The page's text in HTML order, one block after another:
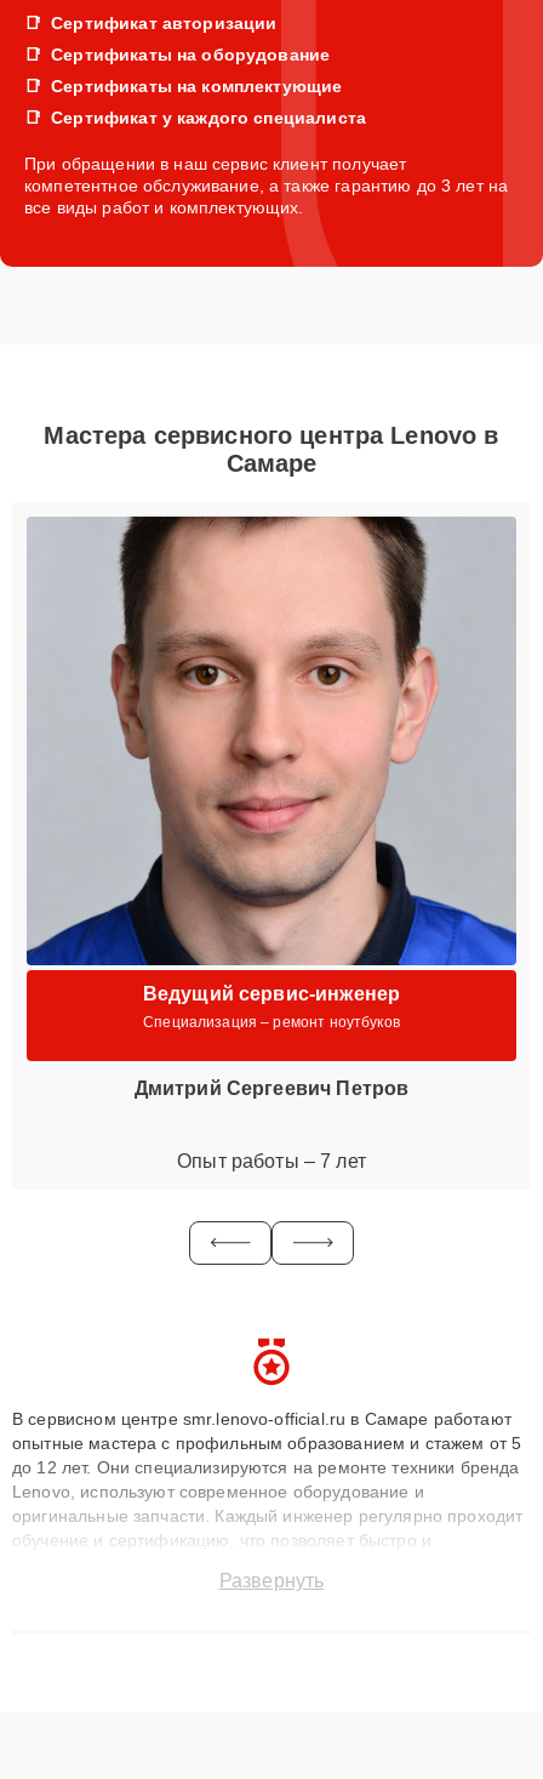
Сертификат авторизации
Сертификаты на оборудование
Сертификаты на комплектующие
Сертификат у каждого специалиста
При обращении в наш сервис клиент получает
компетентное обслуживание, а также гарантию до 3 лет на
все виды работ и комплектующих.
Мастера сервисного центра Lenovo в
Самаре
Ведущий сервис-инженер
Специализация – ремонт ноутбуков
Дмитрий Сергеевич Петров
Опыт работы – 7 лет
В сервисном центре smr.lenovo-official.ru в Самаре работают
опытные мастера с профильным образованием и стажем от 5
до 12 лет. Они специализируются на ремонте техники бренда
Lenovo, используют современное оборудование и
оригинальные запчасти. Каждый инженер регулярно проходит
обучение и сертификацию, что позволяет быстро и
сохранением гарантии до 3 лет. Наши мастера решают
Развернуть